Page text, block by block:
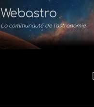
Webastro
La communauté de l'astronomie